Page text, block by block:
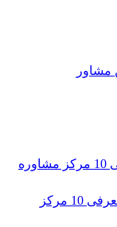
مشاور
مشاوره تحصیلی اصفهان | معرفی 10 مرکز مشاوره
مشاوره تحصیلی اصفهان | معرفی 10 مرکز